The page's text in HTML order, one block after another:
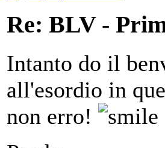
Re: BLV -
Intanto do il
all'esordio in
non erro!